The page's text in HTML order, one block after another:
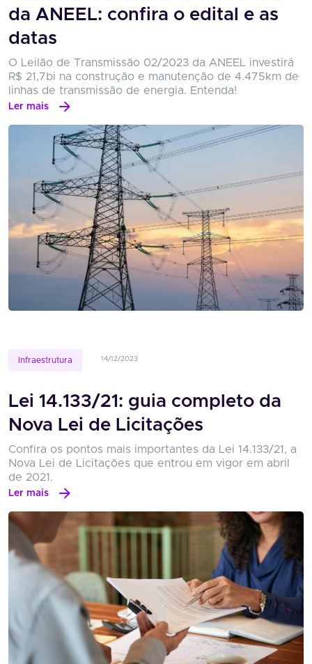
da ANEEL: confira o edital e as
datas
O Leilão de Transmissão 02/2023 da ANEEL investirá
R$ 21,7bi na construção e manutenção de 4.475km de
linhas de transmissão de energia. Entenda!
Ler mais
Infraestrutura 14/12/2023
Lei 14.133/21: guia completo da
Nova Lei de Licitações
Confira os pontos mais importantes da Lei 14.133/21, a
Nova Lei de Licitações que entrou em vigor em abril
de 2021.
Ler mais